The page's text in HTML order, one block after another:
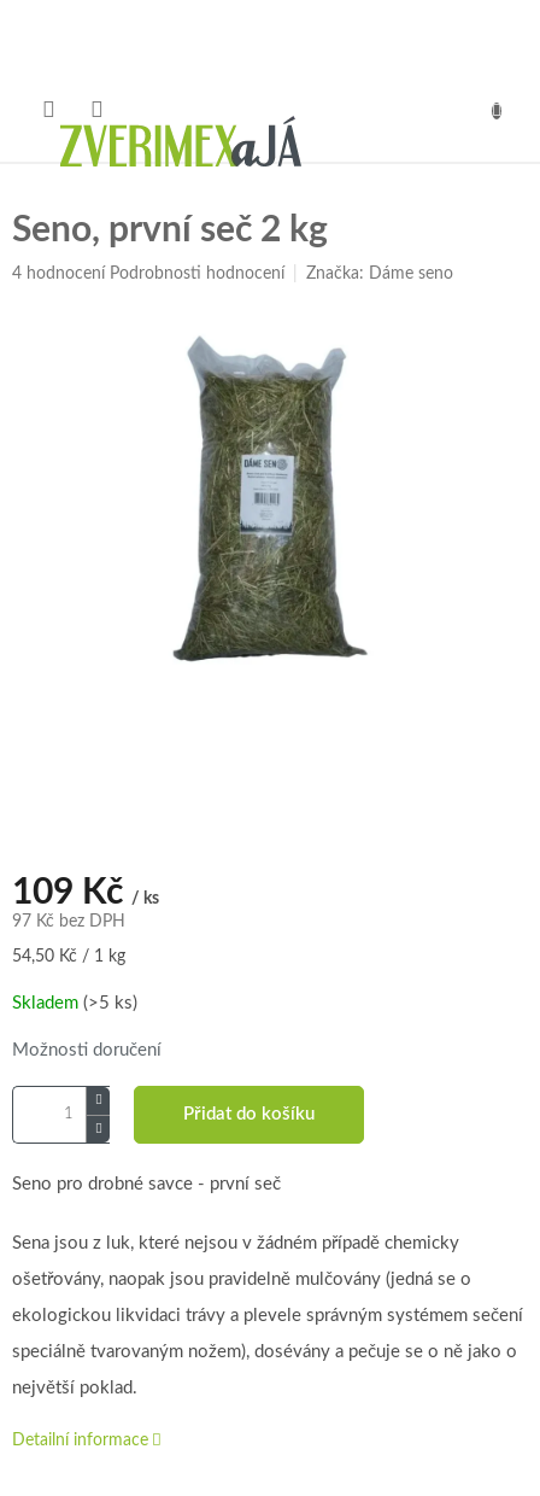
Seno, první seč 2 kg
Průměrné
4 hodnocení Podrobnosti hodnocení Značka: Dáme seno
109 Kč / ks
97 Kč bez DPH
Měrná
54,50 Kč / 1 kg
Skladem (>5 ks)
Možnosti doručení
Přidat do košíku
Seno pro drobné savce - první seč
Sena jsou z luk, které nejsou v žádném případě chemicky
ošetřovány, naopak jsou pravidelně mulčovány (jedná se o
ekologickou likvidaci trávy a plevele správným systémem sečení
speciálně tvarovaným nožem), dosévány a pečuje se o ně jako o
největší poklad.
Detailní informace